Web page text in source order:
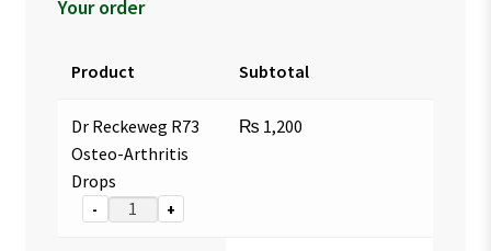
Your order
Product Subtotal
Dr Reckeweg R73
Osteo-Arthritis
Drops
- +
₨ 1,200